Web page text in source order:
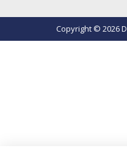
Copyright © 2026